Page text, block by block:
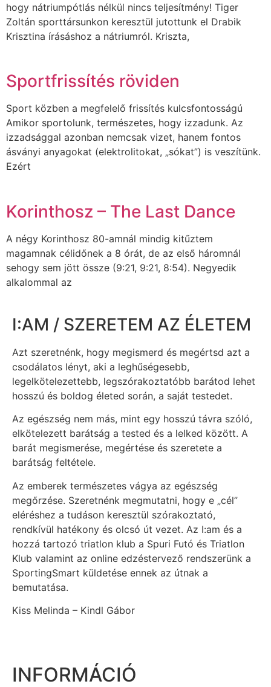
hogy nátriumpótlás nélkül nincs teljesítmény! Tiger
Zoltán sporttársunkon keresztül jutottunk el Drabik
Krisztina írásáshoz a nátriumról. Kriszta,
Sportfrissítés röviden
Sport közben a megfelelő frissítés kulcsfontosságú
Amikor sportolunk, természetes, hogy izzadunk. Az
izzadsággal azonban nemcsak vizet, hanem fontos
ásványi anyagokat (elektrolitokat, „sókat”) is veszítünk.
Ezért
Korinthosz – The Last Dance
A négy Korinthosz 80-amnál mindig kitűztem
magamnak célidőnek a 8 órát, de az első háromnál
sehogy sem jött össze (9:21, 9:21, 8:54). Negyedik
alkalommal az
I:AM / SZERETEM AZ ÉLETEM
Azt szeretnénk, hogy megismerd és megértsd azt a
csodálatos lényt, aki a leghűségesebb,
legelkötelezettebb, legszórakoztatóbb barátod lehet
hosszú és boldog életed során, a saját testedet.
Az egészség nem más, mint egy hosszú távra szóló,
elkötelezett barátság a tested és a lelked között. A
barát megismerése, megértése és szeretete a
barátság feltétele.
Az emberek természetes vágya az egészség
megőrzése. Szeretnénk megmutatni, hogy e „cél”
eléréshez a tudáson keresztül szórakoztató,
rendkívül hatékony és olcsó út vezet. Az I:am és a
hozzá tartozó triatlon klub a Spuri Futó és Triatlon
Klub valamint az online edzéstervező rendszerünk a
SportingSmart küldetése ennek az útnak a
bemutatása.
Kiss Melinda – Kindl Gábor
INFORMÁCIÓ